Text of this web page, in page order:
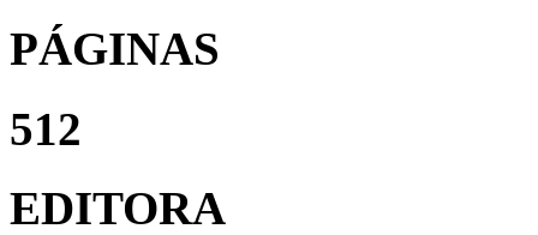
PÁGINAS
512
EDITORA